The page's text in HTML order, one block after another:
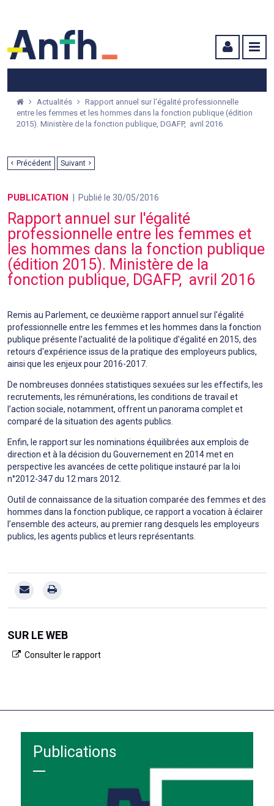
Actualités
Rapport annuel sur l'égalité professionnelle
entre les femmes et les hommes dans la fonction publique (édition
2015). Ministère de la fonction publique, DGAFP, avril 2016
Précédent Suivant
PUBLICATION Publié le 30/05/2016
Rapport annuel sur l'égalité
professionnelle entre les femmes et
les hommes dans la fonction publique
(édition 2015). Ministère de la
fonction publique, DGAFP, avril 2016
Remis au Parlement, ce deuxième rapport annuel sur l'égalité
professionnelle entre les femmes et les hommes dans la fonction
publique présente l'actualité de la politique d'égalité en 2015, des
retours d'expérience issus de la pratique des employeurs publics,
ainsi que les enjeux pour 2016-2017.
De nombreuses données statistiques sexuées sur les effectifs, les
recrutements, les rémunérations, les conditions de travail et
l’action sociale, notamment, offrent un panorama complet et
comparé de la situation des agents publics.
Enfin, le rapport sur les nominations équilibrées aux emplois de
direction et à la décision du Gouvernement en 2014 met en
perspective les avancées de cette politique instauré par la loi
n°2012-347 du 12 mars 2012.
Outil de connaissance de la situation comparée des femmes et des
hommes dans la fonction publique, ce rapport a vocation à éclairer
l’ensemble des acteurs, au premier rang desquels les employeurs
publics, les agents publics et leurs représentants.
SUR LE WEB
Consulter le rapport
Publications